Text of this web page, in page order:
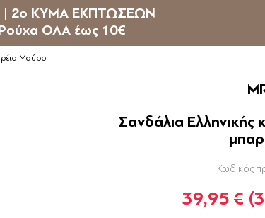
| 2ο ΚΥΜΑ ΕΚΠΤΩΣΕΩΝ
ΟΛΑ έως 10€
Μαύρο
Σανδάλια Ελληνικής
Κωδικός
39,95 €